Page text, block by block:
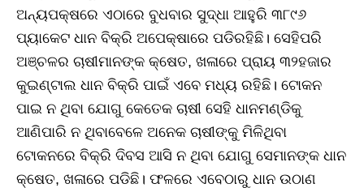
ଅନ୍ୟପକ୍ଷରେ ଏଠାରେ ବୁଧବାର ସୁଦ୍ଧା ଆହୁରି ୩୮୯୬
ପ୍ୟାକେଟ ଧାନ ବିକ୍ରି ଅପେକ୍ଷାରେ ପଡିରହିଛି। ସେହିପରି
ଅଞ୍ଚଳର ଚାଷୀମାନଙ୍କ କ୍ଷେତ, ଖଳାରେ ପ୍ରାୟ ୩୨ହଜାର
କୁଇଣ୍ଟାଲ ଧାନ ବିକ୍ରି ପାଇଁ ଏବେ ମଧ୍ୟ ରହିଛି। ଟୋକନ
ପାଇ ନ ଥିବା ଯୋଗୁ କେତେକ ଚାଷୀ ସେହି ଧାନମଣ୍ଡିକୁ
ଆଣିପାରି ନ ଥିବାବେଳେ ଅନେକ ଚାଷୀଙ୍କୁ ମିଳିଥିବା
ଟୋକନରେ ବିକ୍ରି ଦିବସ ଆସି ନ ଥିବା ଯୋଗୁ ସେମାନଙ୍କ ଧାନ
କ୍ଷେତ, ଖଳାରେ ପଡିଛି। ଫଳରେ ଏବେଠାରୁ ଧାନ ଉଠାଣ